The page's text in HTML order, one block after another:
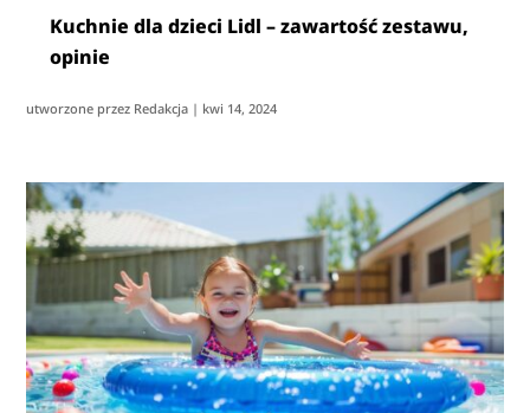
Kuchnie dla dzieci Lidl – zawartość zestawu,
opinie
utworzone przez Redakcja | kwi 14, 2024